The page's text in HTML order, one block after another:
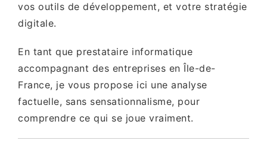
vos outils de développement, et votre stratégie
digitale.
En tant que prestataire informatique
accompagnant des entreprises en Île-de-
France, je vous propose ici une analyse
factuelle, sans sensationnalisme, pour
comprendre ce qui se joue vraiment.